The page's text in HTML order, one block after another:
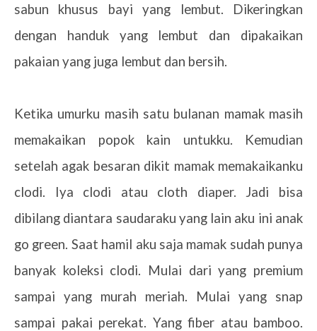
sabun khusus bayi yang lembut. Dikeringkan
dengan handuk yang lembut dan dipakaikan
pakaian yang juga lembut dan bersih.
Ketika umurku masih satu bulanan mamak masih
memakaikan popok kain untukku. Kemudian
setelah agak besaran dikit mamak memakaikanku
clodi. Iya clodi atau cloth diaper. Jadi bisa
dibilang diantara saudaraku yang lain aku ini anak
go green. Saat hamil aku saja mamak sudah punya
banyak koleksi clodi. Mulai dari yang premium
sampai yang murah meriah. Mulai yang snap
sampai pakai perekat. Yang fiber atau bamboo.